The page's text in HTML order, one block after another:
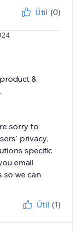
Útil (0)
&
sorry to
privacy,
specific
email
so we can
Útil (1)